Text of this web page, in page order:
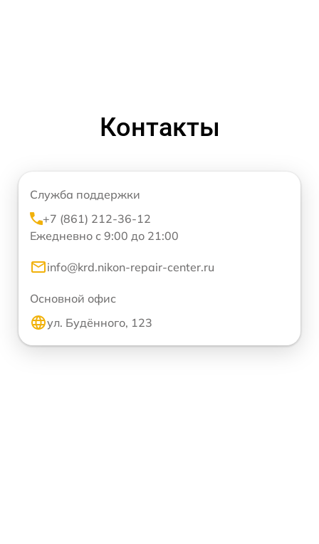
Контакты
Служба поддержки
+7 (861) 212-36-12
Ежедневно с 9:00 до 21:00
info@krd.nikon-repair-center.ru
Основной офис
ул. Будённого, 123